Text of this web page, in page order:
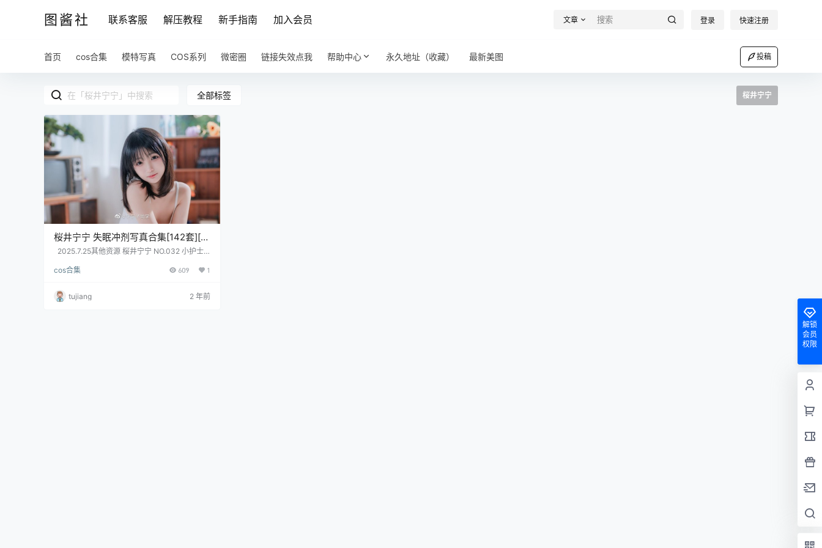
图酱社 联系客服 解压教程 新手指南 加入会员 文章 登录 快速注册
首页 cos合集 模特写真 COS系列 微密圈 链接失效点我 帮助中心 永久地址（收藏） 最新美图 投稿
全部标签 桜井宁宁
桜井宁宁 失眠冲剂写真合集[142套][持
续更新]
2025.7.25其他资源 桜井宁宁 NO.032 小护士
P-37.3M] 桜井宁宁 NO.096 三点式 [15P 30M
MB] 桜井宁宁 NO.098 黑丝内衣 [14P-45.9MB]
桜井宁宁 NO.099 新年篇 [70P 2.24GB] 桜井宁
cos合集 609 1
tujiang 2 年前
解锁
会员
权限